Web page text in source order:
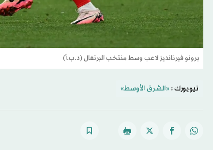
برونو فيرنانديز لاعب وسط منتخب البرتغال (د.ب.أ)
نيويورك : «الشرق الأوسط»